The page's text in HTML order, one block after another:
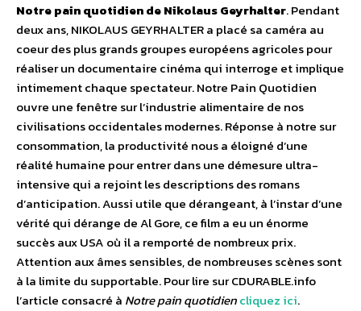
Notre pain quotidien de Nikolaus Geyrhalter. Pendant
deux ans, NIKOLAUS GEYRHALTER a placé sa caméra au
coeur des plus grands groupes européens agricoles pour
réaliser un documentaire cinéma qui interroge et implique
intimement chaque spectateur. Notre Pain Quotidien
ouvre une fenêtre sur l’industrie alimentaire de nos
civilisations occidentales modernes. Réponse à notre sur
consommation, la productivité nous a éloigné d’une
réalité humaine pour entrer dans une démesure ultra-
intensive qui a rejoint les descriptions des romans
d’anticipation. Aussi utile que dérangeant, à l’instar d’une
vérité qui dérange de Al Gore, ce film a eu un énorme
succès aux USA où il a remporté de nombreux prix.
Attention aux âmes sensibles, de nombreuses scènes sont
à la limite du supportable. Pour lire sur CDURABLE.info
l’article consacré à Notre pain quotidiencliquez ici.